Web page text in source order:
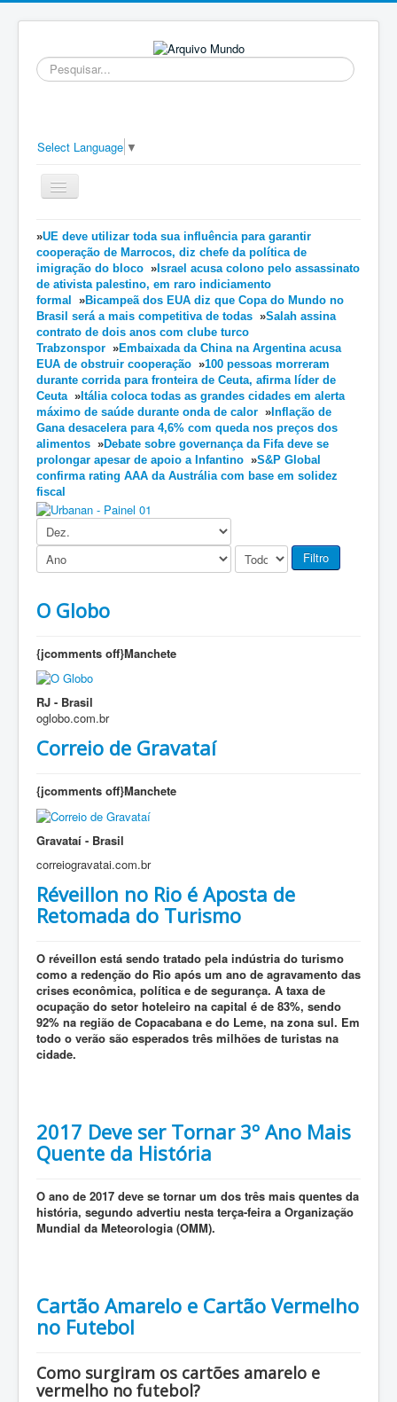
Pesquisar...
Select Language ▼
Ativar/Desativar
»UE deve utilizar toda sua influência para garantir
cooperação de Marrocos, diz chefe da política de
imigração do bloco » Israel acusa colono pelo assassinato
de ativista palestino, em raro indiciamento
formal
»Bicampeã dos EUA diz que Copa do Mundo no
Brasil será a mais competitiva de todas »Salah assina
contrato de dois anos com clube turco
Trabzonspor »Embaixada da China na Argentina acusa
EUA de obstruir cooperação »100 pessoas morreram
durante corrida para fronteira de Ceuta, afirma líder de
Ceuta » Itália coloca todas as grandes cidades em alerta
máximo de saúde durante onda de calor » Inflação de
Gana desacelera para 4,6% com queda nos preços dos
alimentos »Debate sobre governança da Fifa deve se
prolongar apesar de apoio a Infantino »S&P Global
confirma rating AAA da Austrália com base em solidez
fiscal
Filtro
O Globo
{jcomments off}Manchete
RJ - Brasil
oglobo.com.br
Correio de Gravataí
{jcomments off}Manchete
Gravataí - Brasil
correiogravatai.com.br
Réveillon no Rio é Aposta de
Retomada do Turismo
O réveillon está sendo tratado pela indústria do turismo
como a redenção do Rio após um ano de agravamento das
crises econômica, política e de segurança. A taxa de
ocupação do setor hoteleiro na capital é de 83%, sendo
92% na região de Copacabana e do Leme, na zona sul. Em
todo o verão são esperados três milhões de turistas na
cidade.
2017 Deve ser Tornar 3º Ano Mais
Quente da História
O ano de 2017 deve se tornar um dos três mais quentes da
história, segundo advertiu nesta terça-feira a Organização
Mundial da Meteorologia (OMM).
Cartão Amarelo e Cartão Vermelho
no Futebol
Como surgiram os cartões amarelo e
vermelho no futebol?